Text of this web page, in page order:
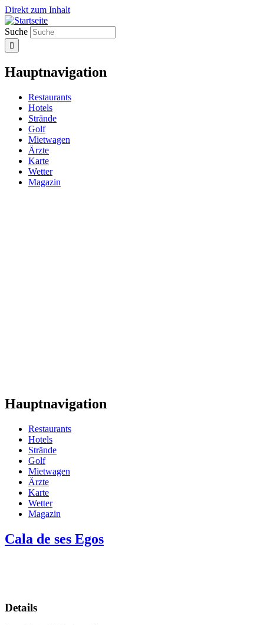
Direkt zum Inhalt
Suche
Hauptnavigation
Restaurants
Hotels
Strände
Golf
Mietwagen
Ärzte
Karte
Wetter
Magazin
Hauptnavigation
Restaurants
Hotels
Strände
Golf
Mietwagen
Ärzte
Karte
Wetter
Magazin
Cala de ses Egos
Details